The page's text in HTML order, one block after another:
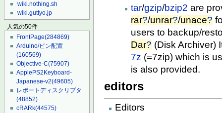
wiki.nothing.sh
wiki.guttyo.jp
人気の50件
FrontPage(284869)
Arduino/ピン配置
(160569)
Objective-C(75907)
ApplePS2Keyboard-
Japanese-v2(49605)
レポートディスクリプタ
(48852)
cRARk(44575)
tar/gzip/bzip2 are
rar?/unrar?/unace?
users to backup/
Dar? (Disk Archiver)
7z (=7zip) which is
is also provided.
editors
Editors